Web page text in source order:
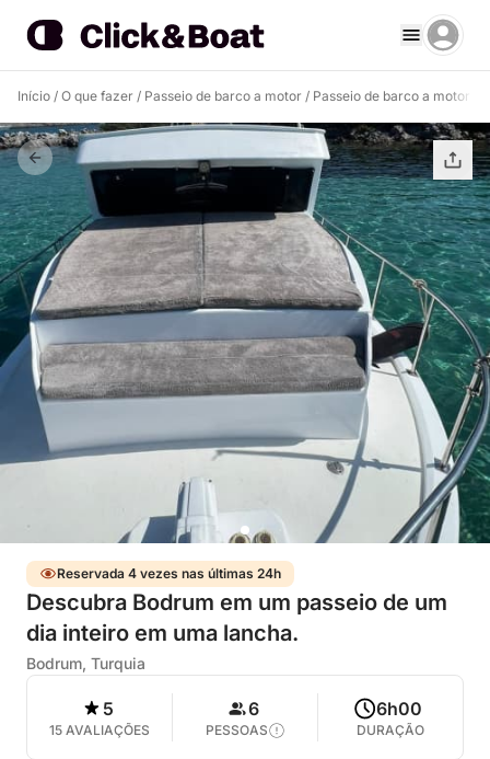
Início / O que fazer / Passeio de barco a motor / Passeio de barco a motor
Reservada 4 vezes nas últimas 24h
Descubra Bodrum em um passeio de um
dia inteiro em uma lancha.
Bodrum, Turquia
5
15 AVALIAÇÕES
6
PESSOAS
6h00
DURAÇÃO